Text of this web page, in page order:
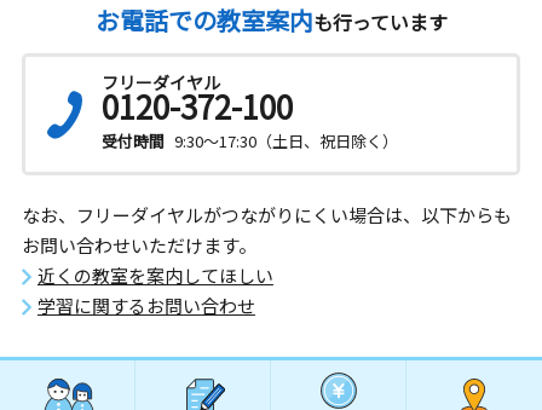
お電話での教室案内も行っています
フリーダイヤル
0120-372-100
受付時間 9:30～17:30（土日、祝日除く）
なお、フリーダイヤルがつながりにくい場合は、以下からも
お問い合わせいただけます。
近くの教室を案内してほしい
学習に関するお問い合わせ